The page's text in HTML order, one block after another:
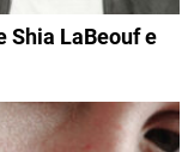
Shia LaBeouf e